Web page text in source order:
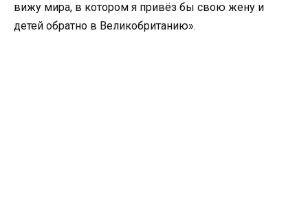
вижу мира, в котором я привёз бы свою жену и
детей обратно в Великобританию».